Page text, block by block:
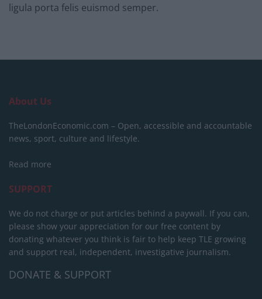
ligula porta felis euismod semper.
About Us
TheLondonEconomic.com – Open, accessible and accountable
news, sport, culture and lifestyle.
Read more
SUPPORT
We do not charge or put articles behind a paywall. If you can,
please show your appreciation for our free content by
donating whatever you think is fair to help keep TLE growing
and support real, independent, investigative journalism.
DONATE & SUPPORT